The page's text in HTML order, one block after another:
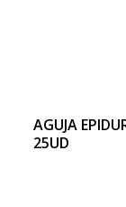
AGUJA
25UD